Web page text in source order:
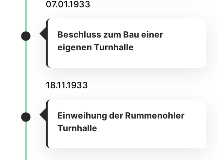
07.01.1933
Beschluss zum Bau einer
eigenen Turnhalle
18.11.1933
Einweihung der Rummenohler
Turnhalle